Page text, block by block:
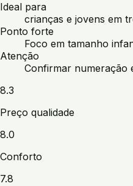
Ideal para
crianças e jovens em
Ponto forte
Foco em tamanho
Atenção
Confirmar numeração
8.3
Preço qualidade
8.0
Conforto
7.8